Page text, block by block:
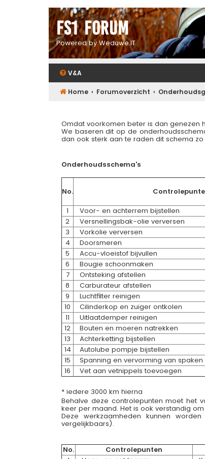
FS1 forum
Powered by Weduwe.IT
V&A
Home Forumoverzicht
Omdat voorkomen beter is dan genezen
We baseren dit op de
dan ook sterk aan te raden dit schema
Onderhoudsschema's
No.
1
Voor- en achterrem bijstellen
2 Versnellingsbak-olie verversen
3 Vorkolie verversen
4 Doorsmeren
5 Accu-vloeistof bijvullen
6 Bougie schoonmaken
7 Ontsteking afstellen
8 Carburateur afstellen
9 Luchtfilter reinigen
10 Cilinderkop en zuiger ontkolen
11 Uitlaatdemper reinigen
12 Bouten en moeren natrekken
13 Achterketting bijstellen
14 Autolube pompje bijstellen
15 Spanning en vervorming van
16 Vet aan vetnippels toevoegen
* iedere 3000 km hierna
Behalve deze controlepunten moet het
keer per maand. Het is ook verstandig
Deze werkzaamheden kunnen
vergelijkbaars).
No. Controlepunten